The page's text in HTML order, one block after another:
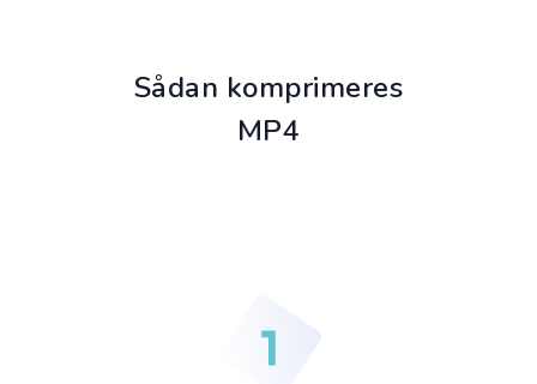
Sådan komprimeres
MP4